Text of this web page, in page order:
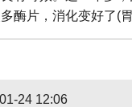
酶片，消化变好了(
24 12:06